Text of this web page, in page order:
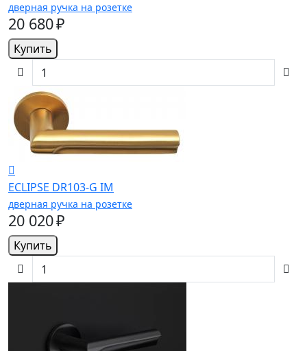
дверная ручка на розетке
20 680 ₽
Купить
ECLIPSE DR103-G IM
дверная ручка на розетке
20 020 ₽
Купить